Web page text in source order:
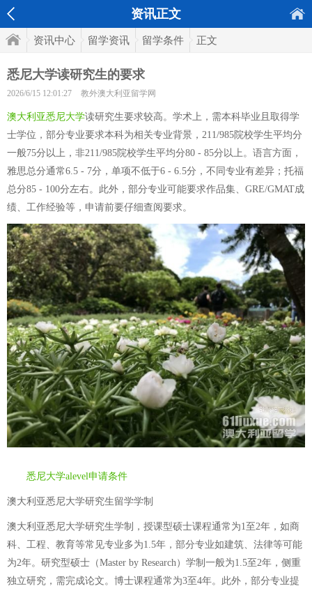
资讯正文
资讯中心 留学资讯 留学条件 正文
悉尼大学读研究生的要求
2026/6/15 12:01:27 教外澳大利亚留学网
澳大利亚悉尼大学读研究生要求较高。学术上，需本科毕业且取得学
士学位，部分专业要求本科为相关专业背景，211/985院校学生平均分
一般75分以上，非211/985院校学生平均分80 - 85分以上。语言方面，
雅思总分通常6.5 - 7分，单项不低于6 - 6.5分，不同专业有差异；托福
总分85 - 100分左右。此外，部分专业可能要求作品集、GRE/GMAT成
绩、工作经验等，申请前要仔细查阅要求。
悉尼大学alevel申请条件
澳大利亚悉尼大学研究生留学学制
澳大利亚悉尼大学研究生学制，授课型硕士课程通常为1至2年，如商
科、工程、教育等常见专业多为1.5年，部分专业如建筑、法律等可能
为2年。研究型硕士（Master by Research）学制一般为1.5至2年，侧重
独立研究，需完成论文。博士课程通常为3至4年。此外，部分专业提